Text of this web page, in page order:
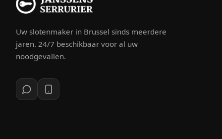
Uw slotenmaker in Brussel sinds meerdere
jaren. 24/7 beschikbaar voor al uw
noodgevallen.